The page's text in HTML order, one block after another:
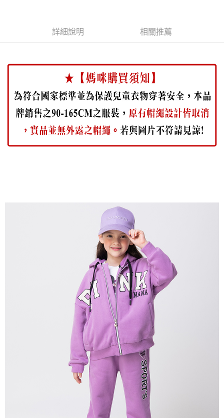
付款後7-11取貨
每筆NT$80，滿NT$2,000(含以上)免運費
宅配
每筆NT$80，滿NT$2,000(含以上)免運費
詳細說明 相關推薦